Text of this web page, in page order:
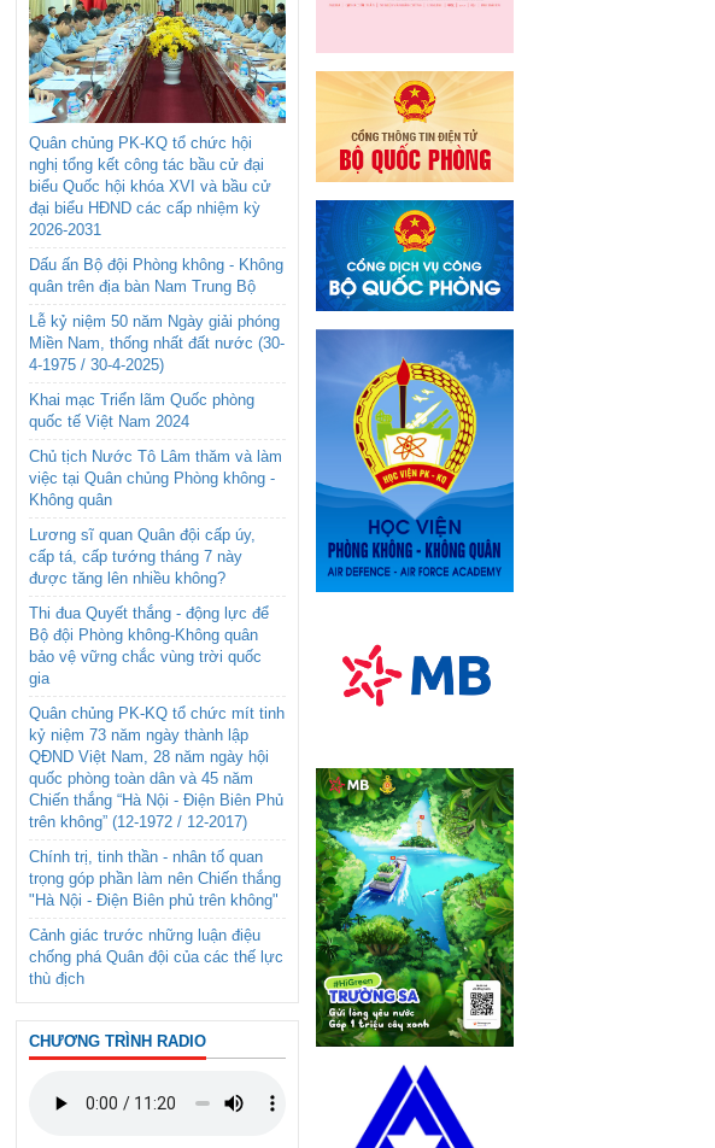
Quân chủng PK-KQ tổ chức hội
nghị tổng kết công tác bầu cử đại
biểu Quốc hội khóa XVI và bầu cử
đại biểu HĐND các cấp nhiệm kỳ
2026-2031
Dấu ấn Bộ đội Phòng không - Không
quân trên địa bàn Nam Trung Bộ
Lễ kỷ niệm 50 năm Ngày giải phóng
Miền Nam, thống nhất đất nước (30-
4-1975 / 30-4-2025)
Khai mạc Triển lãm Quốc phòng
quốc tế Việt Nam 2024
Chủ tịch Nước Tô Lâm thăm và làm
việc tại Quân chủng Phòng không -
Không quân
Lương sĩ quan Quân đội cấp úy,
cấp tá, cấp tướng tháng 7 này
được tăng lên nhiều không?
Thi đua Quyết thắng - động lực để
Bộ đội Phòng không-Không quân
bảo vệ vững chắc vùng trời quốc
gia
Quân chủng PK-KQ tổ chức mít tinh
kỷ niệm 73 năm ngày thành lập
QĐND Việt Nam, 28 năm ngày hội
quốc phòng toàn dân và 45 năm
Chiến thắng “Hà Nội - Điện Biên Phủ
trên không” (12-1972 / 12-2017)
Chính trị, tinh thần - nhân tố quan
trọng góp phần làm nên Chiến thắng
"Hà Nội - Điện Biên phủ trên không"
Cảnh giác trước những luận điệu
chống phá Quân đội của các thế lực
thù địch
CHƯƠNG TRÌNH RADIO